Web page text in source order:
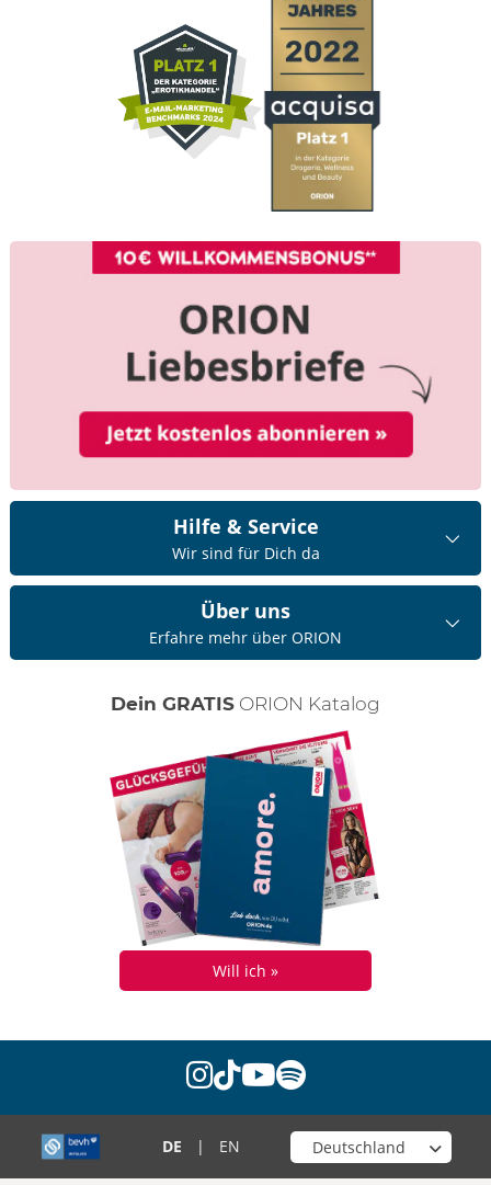
Hilfe & Service
Wir sind für Dich da
Über uns
Erfahre mehr über ORION
Dein GRATIS ORION Katalog
Will ich »
instagram
tiktok
youtube
spotify
DE | EN Wähle deinen Shop